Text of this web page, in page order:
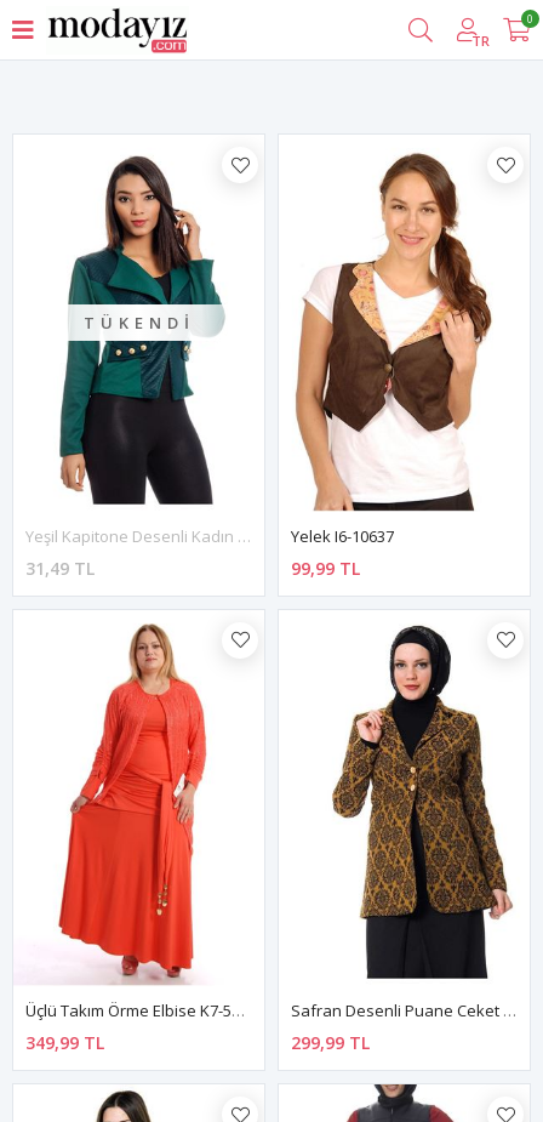
TR
0
Filtrele
TÜKENDI
Yeşil Kapitone Desenli Kadın Ceket J11-129000
31,49 TL
Yelek I6-10637
99,99 TL
Üçlü Takım Örme Elbise K7-54514
349,99 TL
Safran Desenli Puane Ceket J8-100354
299,99 TL